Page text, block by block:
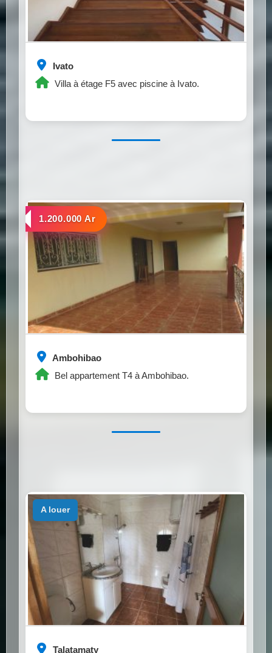
Ivato
Villa à étage F5 avec piscine à Ivato.
Ambohibao
Bel appartement T4 à Ambohibao.
a louer
1.200.000 Ar
Talatamaty
a louer